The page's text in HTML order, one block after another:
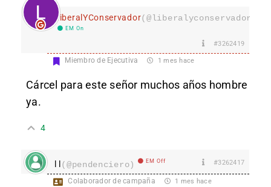
LiberalYConservador
EM On
#3262419
Miembro de Ejecutiva 1 mes hace
Cárcel para este señor muchos años hombre
ya.
4
l l(@pendenciero) EM Off #3262417
Colaborador de campaña 1 mes hace